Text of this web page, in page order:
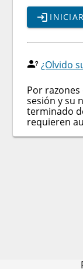
¿Olvido
Por
sesión y su
terminado
requieren